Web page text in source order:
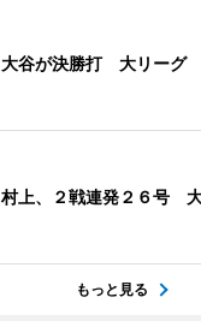
大谷が決勝打 大リーグ
村上、２戦連発２６号
もっと見る